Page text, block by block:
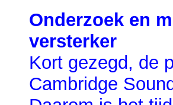
Onderzoek en
versterker
Kort gezegd, de
Cambridge